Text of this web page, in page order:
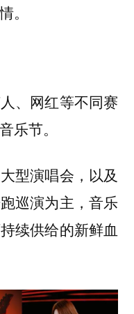
。
、网红等不同赛
乐节。
型演唱会，以及
巡演为主，音乐
续供给的新鲜血